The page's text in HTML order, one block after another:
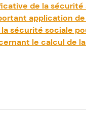
de la sécurité
application
sécurité sociale
le calcul de